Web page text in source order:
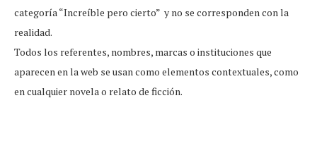
categoría “Increíble pero cierto” y no se corresponden con la
realidad.
Todos los referentes, nombres, marcas o instituciones que
aparecen en la web se usan como elementos contextuales, como
en cualquier novela o relato de ficción.